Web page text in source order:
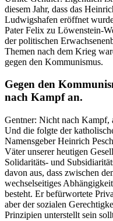
diesem Jahr, dass das
Ludwigshafen eröffnet
Pater Felix zu Löwenstein-
der politischen
Themen nach dem Krieg
gegen den Kommunismus.
Gegen den
nach Kampf an.
Gentner: Nicht nach Kampf,
Und die folgte der
Namensgeber Heinrich
Väter unserer heutigen
Solidaritäts- und
davon aus, dass zwischen
wechselseitiges
besteht. Er befürwortete
aber der sozialen
Prinzipien unterstellt sein